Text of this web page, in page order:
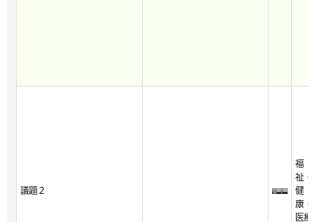
議題２
福
祉・
健
康・
医療